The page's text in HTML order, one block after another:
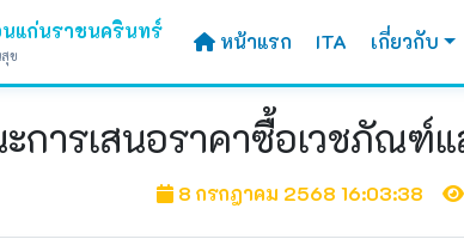
นแก่นราชนครินทร์
ข
หน้าแรก ITA เกี่ยวกับ
การเสนอราคาซื้อเวชภัณฑ์แ
8 กรกฎาคม 2568 16:03:38